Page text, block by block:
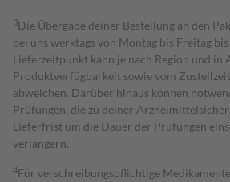
3Die Übergabe deiner Bestellung an den
bei uns werktags von Montag bis Freitag
Lieferzeitpunkt kann je nach Region und in
Produktverfügbarkeit sowie vom
abweichen. Darüber hinaus können
Prüfungen, die zu deiner
Lieferfrist um die Dauer der Prüfungen
verlängern.
4Für verschreibungspflichtige